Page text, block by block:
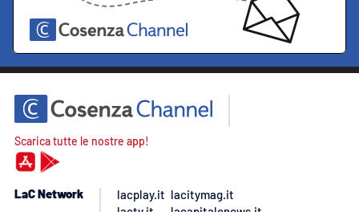
Scarica tutte le nostre app!
LaC Network
lacplay.it lacitymag.it